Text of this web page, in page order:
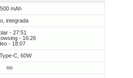
mAh
integrada
- 27:51
- 16:26
- 18:07
C, 60W
no